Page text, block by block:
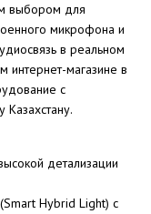
выбором для
микрофона и
в реальном
магазине в
с
детализации
Hybrid Light) с